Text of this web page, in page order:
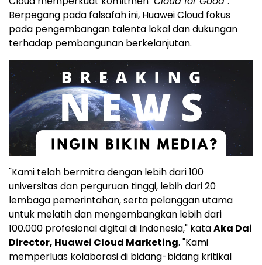
Berpegang pada falsafah ini, Huawei Cloud fokus
pada pengembangan talenta lokal dan dukungan
terhadap pembangunan berkelanjutan.
"Kami telah bermitra dengan lebih dari 100
universitas dan perguruan tinggi, lebih dari 20
lembaga pemerintahan, serta pelanggan utama
untuk melatih dan mengembangkan lebih dari
100.000 profesional digital di Indonesia," kataAka Dai
Director, Huawei Cloud Marketing. "Kami
memperluas kolaborasi di bidang-bidang kritikal